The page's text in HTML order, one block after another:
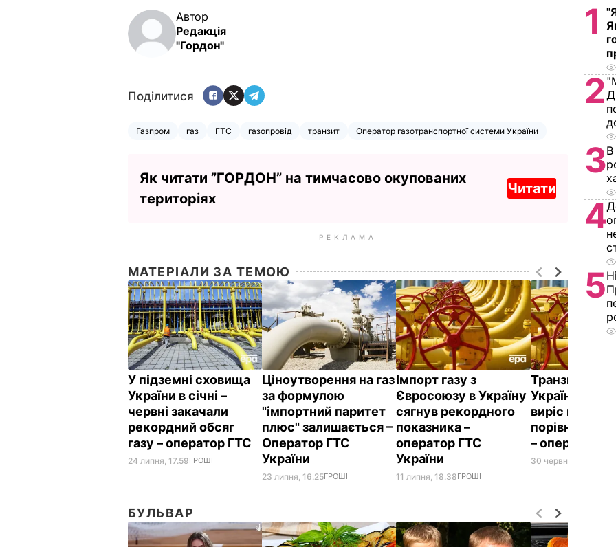
Автор
Редакція
"Гордон"
Поділитися
Газпром газ ГТС газопровід транзит Оператор газотранспортної системи України
Як читати ”ГОРДОН” на тимчасово окупованих
територіях
Читати
РЕКЛАМА
МАТЕРІАЛИ ЗА ТЕМОЮ
У підземні сховища
України в січні –
червні закачали
рекордний обсяг
газу – оператор ГТС
24 липня, 17.59ГРОШІ
Ціноутворення на газ
за формулою
"імпортний паритет
плюс" залишається –
Оператор ГТС
України
23 липня, 16.25ГРОШІ
Імпорт газу з
Євросоюзу в Україну
сягнув рекордного
показника –
оператор ГТС
України
11 липня, 18.38ГРОШІ
Транзит газу
Україну в
виріс на 50%
порівняно із
– оператор
30 червня, 21.25
БУЛЬВАР
1
2
3В
4
5